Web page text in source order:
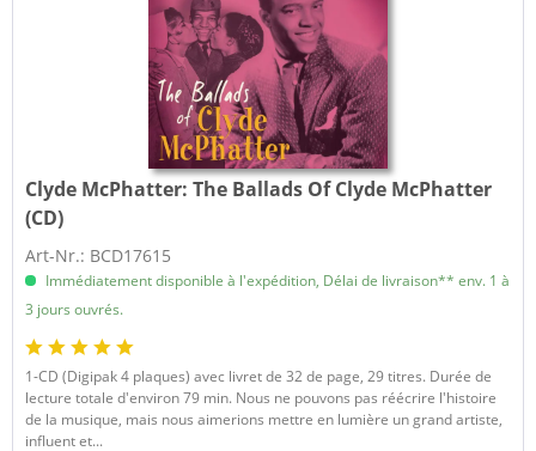
Clyde McPhatter:The Ballads Of Clyde McPhatter
(CD)
Art-Nr.: BCD17615
Immédiatement disponible à l'expédition, Délai de livraison** env. 1 à
3 jours ouvrés.
1-CD (Digipak 4 plaques) avec livret de 32 de page, 29 titres. Durée de
lecture totale d'environ 79 min. Nous ne pouvons pas réécrire l'histoire
de la musique, mais nous aimerions mettre en lumière un grand artiste,
influent et...